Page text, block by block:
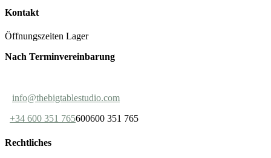
Kontakt
Öffnungszeiten Lager
Nach Terminvereinbarung
info@thebigtablestudio.com
+34 600 351 765600600 351 765
Rechtliches